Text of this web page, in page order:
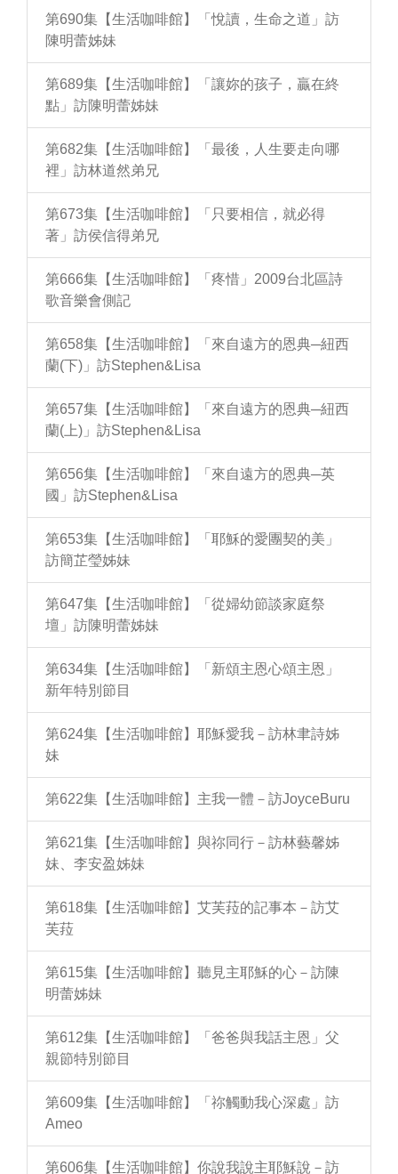
第690集【生活咖啡館】「悅讀，生命之道」訪
陳明蕾姊妹
第689集【生活咖啡館】「讓妳的孩子，贏在終
點」訪陳明蕾姊妹
第682集【生活咖啡館】「最後，人生要走向哪
裡」訪林道然弟兄
第673集【生活咖啡館】「只要相信，就必得
著」訪侯信得弟兄
第666集【生活咖啡館】「疼惜」2009台北區詩
歌音樂會側記
第658集【生活咖啡館】「來自遠方的恩典─紐西
蘭(下)」訪Stephen&Lisa
第657集【生活咖啡館】「來自遠方的恩典─紐西
蘭(上)」訪Stephen&Lisa
第656集【生活咖啡館】「來自遠方的恩典─英
國」訪Stephen&Lisa
第653集【生活咖啡館】「耶穌的愛團契的美」
訪簡芷瑩姊妹
第647集【生活咖啡館】「從婦幼節談家庭祭
壇」訪陳明蕾姊妹
第634集【生活咖啡館】「新頌主恩心頌主恩」
新年特別節目
第624集【生活咖啡館】耶穌愛我－訪林聿詩姊
妹
第622集【生活咖啡館】主我一體－訪JoyceBuru
第621集【生活咖啡館】與祢同行－訪林藝馨姊
妹、李安盈姊妹
第618集【生活咖啡館】艾芙菈的記事本－訪艾
芙菈
第615集【生活咖啡館】聽見主耶穌的心－訪陳
明蕾姊妹
第612集【生活咖啡館】「爸爸與我話主恩」父
親節特別節目
第609集【生活咖啡館】「祢觸動我心深處」訪
Ameo
第606集【生活咖啡館】你說我說主耶穌說－訪